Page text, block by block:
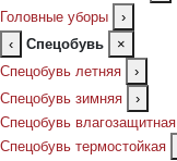
Головные уборы
›
‹
Спецобувь
×
Спецобувь летняя
›
Спецобувь зимняя
›
Спецобувь влагозащитная
Спецобувь термостойкая